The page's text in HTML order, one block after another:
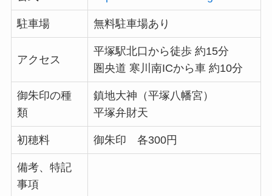
駐車場 無料駐車場あり
アクセス
平塚駅北口から徒歩 約15分
圏央道 寒川南ICから車 約10分
御朱印の種
類
鎮地大神（平塚八幡宮）
平塚弁財天
初穂料 御朱印 各300円
備考、特記
事項